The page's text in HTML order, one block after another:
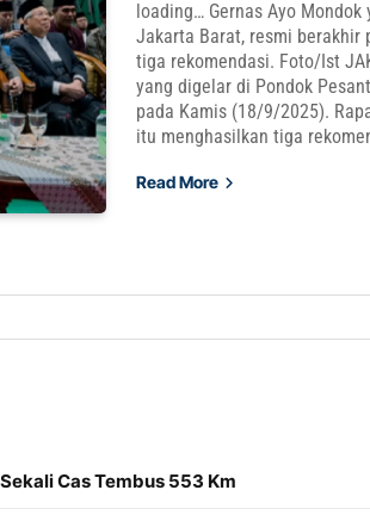
loading… Gernas Ayo
Jakarta Barat, resmi berakhir
tiga rekomendasi. Foto/Ist
yang digelar di Pondok
pada Kamis (18/9/2025).
itu menghasilkan tiga
Read More
Cas Tembus 553 Km